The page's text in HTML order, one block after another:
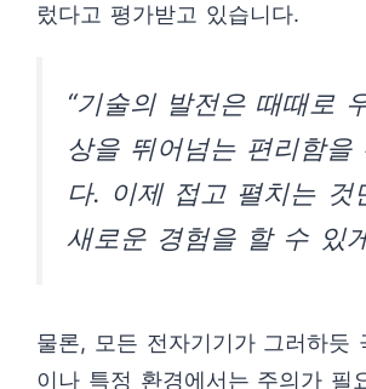
렀다고 평가받고 있습니다.
“기술의 발전은 때때로
상을 뛰어넘는 편리함을
다. 이제 접고 펼치는 것
새로운 경험을 할 수 있
물론, 모든 전자기기가 그러하듯
이나 특정 환경에서는 주의가 필